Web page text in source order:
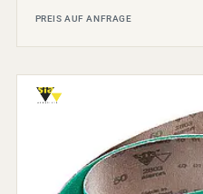
PREIS AUF ANFRAGE